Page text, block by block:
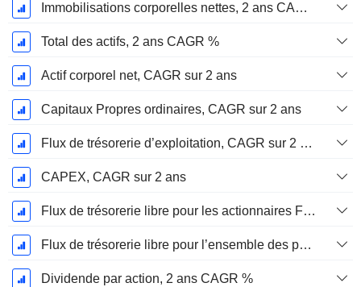
Immobilisations corporelles nettes, 2 ans CAGR %
Total des actifs, 2 ans CAGR %
Actif corporel net, CAGR sur 2 ans
Capitaux Propres ordinaires, CAGR sur 2 ans
Flux de trésorerie d’exploitation, CAGR sur 2 ans
CAPEX, CAGR sur 2 ans
Flux de trésorerie libre pour les actionnaires FCFE, CAGR sur 2 ans
Flux de trésorerie libre pour l’ensemble des pourvoyeurs de fonds (créanciers et actionnaires) FCFF, CAGR sur 2 ans
Dividende par action, 2 ans CAGR %